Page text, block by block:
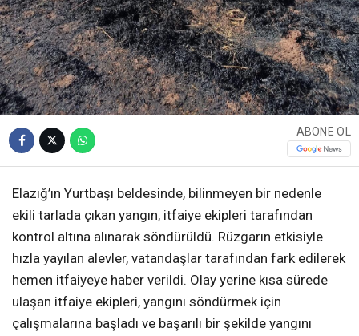
ABONE OL
Elazığ’ın Yurtbaşı beldesinde, bilinmeyen bir nedenle
ekili tarlada çıkan yangın, itfaiye ekipleri tarafından
kontrol altına alınarak söndürüldü. Rüzgarın etkisiyle
hızla yayılan alevler, vatandaşlar tarafından fark edilerek
hemen itfaiyeye haber verildi. Olay yerine kısa sürede
ulaşan itfaiye ekipleri, yangını söndürmek için
çalışmalarına başladı ve başarılı bir şekilde yangını